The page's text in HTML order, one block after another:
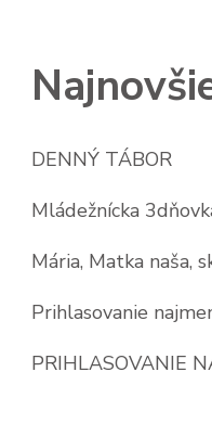
DENNÝ TÁBOR
Mládežnícka
Mária, Matka naša,
Prihlasovanie
PRIHLASOVANIE